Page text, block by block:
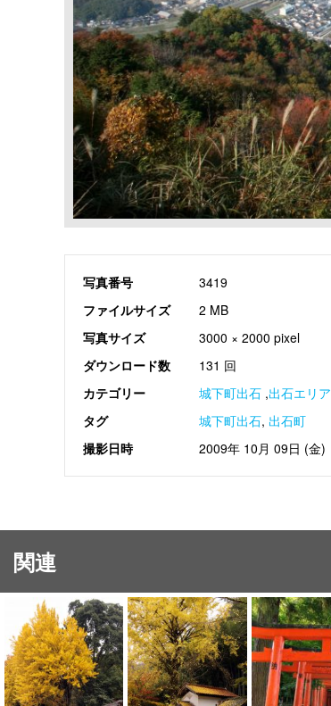
写真番号
3419
ファイルサイズ
2 MB
写真サイズ
3000 × 2000 pixel
ダウンロード数
131 回
カテゴリー
城下町出石 ,出石エリア
タグ
城下町出石, 出石町
撮影日時
2009年 10月 09日 (金)
関連